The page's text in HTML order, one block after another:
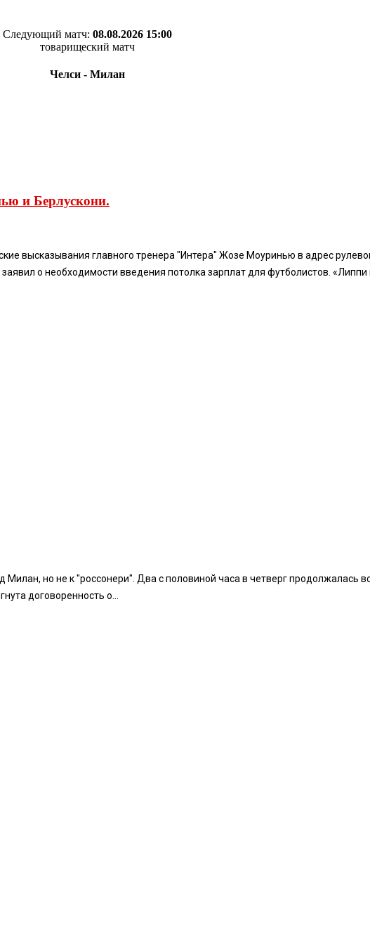
Следующий матч: 08.08.2026 15:00
товарищеский матч
Челси - Милан
и Берлускони.
высказывания главного тренера "Интера" Жозе Моуринью в адрес
о необходимости введения потолка зарплат для футболистов. «Липпи
но не к "россонери". Два с половиной часа в четверг продолжалась
договоренность о...